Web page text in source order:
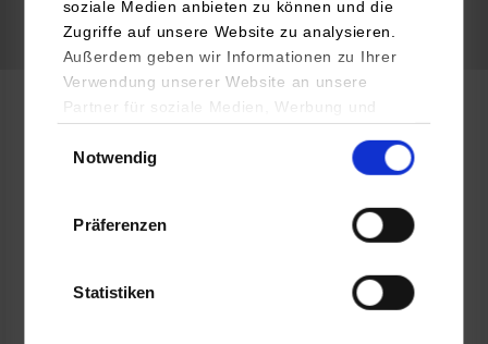
soziale Medien anbieten zu können und die
Zugriffe auf unsere Website zu analysieren.
Außerdem geben wir Informationen zu Ihrer
Verwendung unserer Website an unsere
Partner für soziale Medien, Werbung und
YouTube, Google Maps) führen diese
Daten zusammen, die Sie ihnen bereitgestellt
haben oder die sie im Rahmen Ihrer Nutzung
Notwendig
Präferenzen
Statistiken
Informatik
Thalesplatz 1
www.hitachirail.com